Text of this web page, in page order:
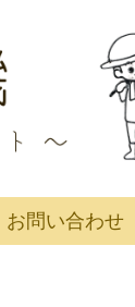
お問い合わせ